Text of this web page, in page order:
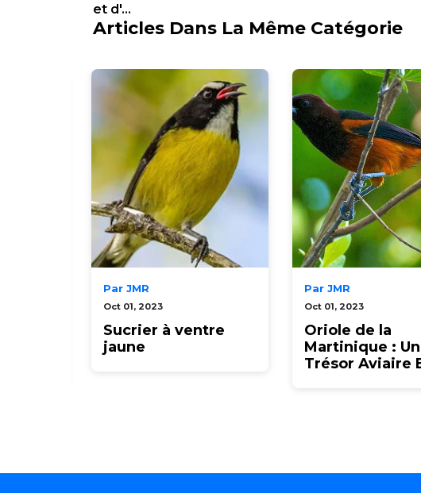
et d'...
Articles Dans La Même Catégorie
Par JMR
Oct 01, 2023
Sucrier à ventre
jaune
Par JMR
Oct 01, 2023
Oriole de la
Martinique : Un
Trésor Aviaire